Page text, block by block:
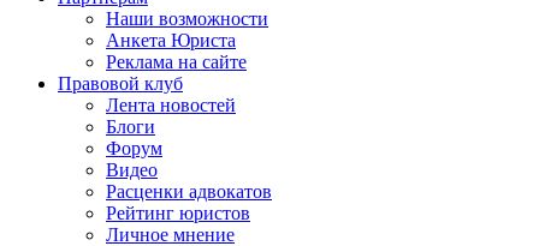
Наши возможности
Анкета Юриста
Реклама на сайте
Правовой клуб
Лента новостей
Блоги
Форум
Видео
Расценки адвокатов
Рейтинг юристов
Личное мнение